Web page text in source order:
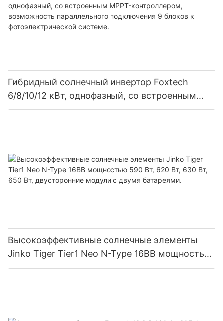
Гибридный солнечный инвертор Foxtech
6/8/10/12 кВт, однофазный, со встроенным
MPPT-контроллером, возможность
Высокоэффективные солнечные элементы
Jinko Tiger Tier1 Neo N-Type 16BB мощностью
590 Вт, 620 Вт, 630 Вт, 650 Вт, двусторонние